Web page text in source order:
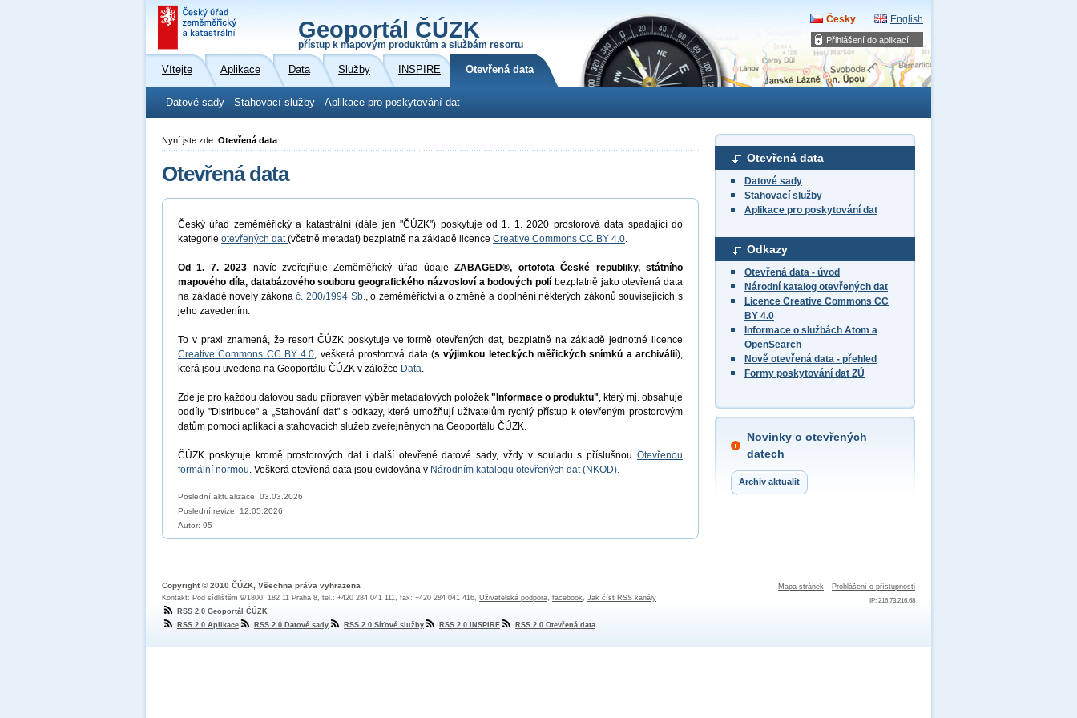
Přihlášení do aplikací
Geoportál ČÚZK
přístup k mapovým produktům a službám resortu
Česky English
Vítejte Aplikace Data Služby INSPIRE Otevřená data
Datové sady Stahovací služby Aplikace pro poskytování dat
Otevřená data
Datové sady
Stahovací služby
Aplikace pro poskytování dat
Odkazy
Otevřená data - úvod
Národní katalog otevřených dat
Licence Creative Commons CC
BY 4.0
Informace o službách Atom a
OpenSearch
Nově otevřená data - přehled
Formy poskytování dat ZÚ
Novinky o otevřených
datech
Archiv aktualit
Nyní jste zde: Otevřená data
Otevřená data
Český úřad zeměměřický a katastrální (dále jen "ČÚZK") poskytuje od 1. 1. 2020 prostorová data spadající do
kategorie otevřených dat(včetně metadat) bezplatně na základě licence Creative Commons CC BY 4.0.
Od 1. 7. 2023 navíc zveřejňuje Zeměměřický úřad údajeZABAGED®, ortofota České republiky, státního
mapového díla, databázového souboru geografického názvosloví a bodových polí bezplatně jako otevřená data
na základě novely zákonač. 200/1994 Sb., o zeměměřictví a o změně a doplnění některých zákonů souvisejících s
jeho zavedením.
To v praxi znamená, že resort ČÚZK poskytuje ve formě otevřených dat, bezplatně na základě jednotné licence
Creative Commons CC BY 4.0, veškerá prostorová data (s výjimkou leteckých měřických snímků a archiválií),
která jsou uvedena na Geoportálu ČÚZK v záložce Data.
Zde je pro každou datovou sadu připraven výběr metadatových položek "Informace o produktu", který mj. obsahuje
oddíly "Distribuce" a „Stahování dat" s odkazy, které umožňují uživatelům rychlý přístup k otevřeným prostorovým
datům pomocí aplikací a stahovacích služeb zveřejněných na Geoportálu ČÚZK.
ČÚZK poskytuje kromě prostorových dat i další otevřené datové sady, vždy v souladu s příslušnou Otevřenou
formální normou. Veškerá otevřená data jsou evidována v Národním katalogu otevřených dat (NKOD).
Poslední aktualizace: 03.03.2026
Poslední revize: 12.05.2026
Autor: 95
Mapa stránek Prohlášení o přístupnosti
IP: 216.73.216.68
Copyright © 2010 ČÚZK, Všechna práva vyhrazena
Kontakt: Pod sídlištěm 9/1800, 182 11 Praha 8, tel.: +420 284 041 111, fax: +420 284 041 416, Uživatelská podpora, facebook, Jak číst RSS kanály
RSS 2.0 Geoportál ČÚZK
RSS 2.0 Aplikace
RSS 2.0 Datové sady RSS 2.0 Síťové služby RSS 2.0 INSPIRE RSS 2.0 Otevřená data